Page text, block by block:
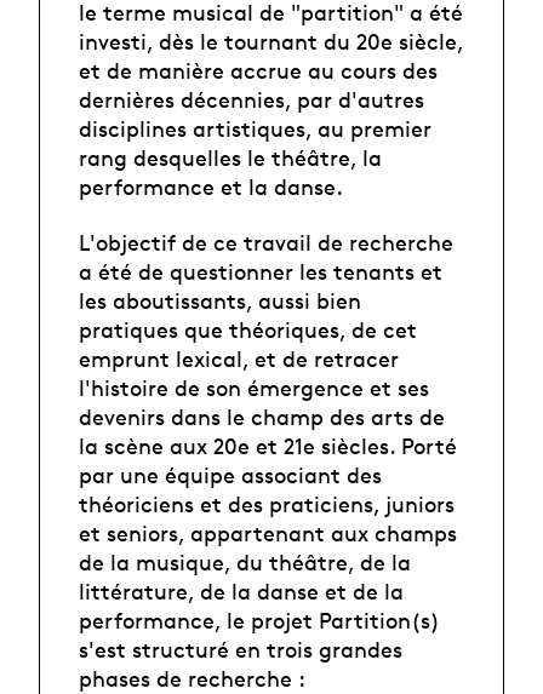
le terme musical de "partition" a été
investi, dès le tournant du 20e siècle,
et de manière accrue au cours des
dernières décennies, par d'autres
disciplines artistiques, au premier
rang desquelles le théâtre, la
performance et la danse.
L'objectif de ce travail de recherche
a été de questionner les tenants et
les aboutissants, aussi bien
pratiques que théoriques, de cet
emprunt lexical, et de retracer
l'histoire de son émergence et ses
devenirs dans le champ des arts de
la scène aux 20e et 21e siècles. Porté
par une équipe associant des
théoriciens et des praticiens, juniors
et seniors, appartenant aux champs
de la musique, du théâtre, de la
littérature, de la danse et de la
performance, le projet Partition(s)
s'est structuré en trois grandes
phases de recherche :